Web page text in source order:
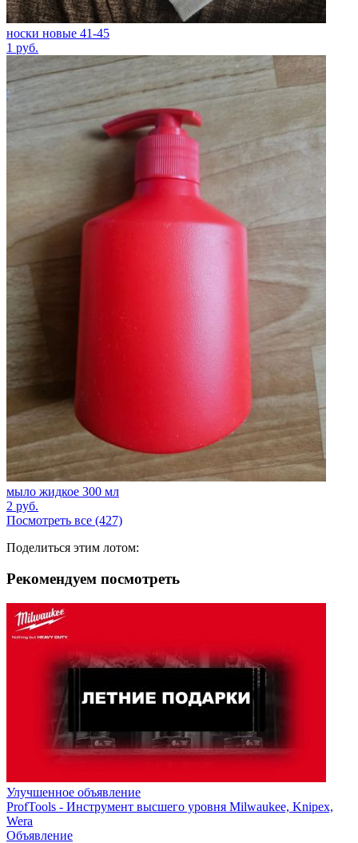
носки новые 41-45
1 руб.
мыло жидкое 300 мл
2 руб.
Посмотреть все (427)
Поделиться этим лотом:
Рекомендуем посмотреть
Улучшенное объявление
ProfTools - Инструмент высшего уровня Milwaukee, Knipex,
Wera
Объявление